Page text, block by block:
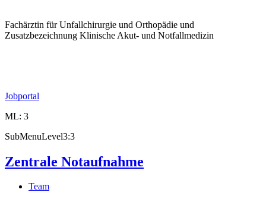
Fachärztin für Unfallchirurgie und Orthopädie und
Zusatzbezeichnung Klinische Akut- und Notfallmedizin
Jobportal
ML: 3
SubMenuLevel3:3
Zentrale Notaufnahme
Team